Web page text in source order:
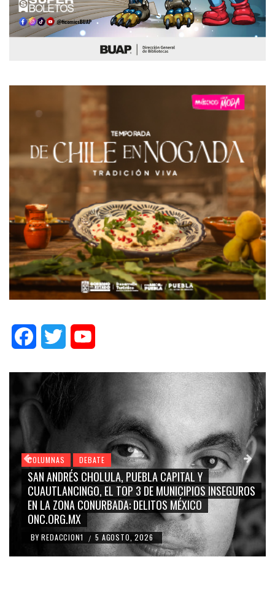
FacebookTwitter
COLUMNAS DEBATE
GRACE PALOMARES, NAY SALVATORI, SERGIO MAYER,
CARMEN SALINAS “LA CORCHOLATA”, CUAUHTÉMOC
BLANCO, SILVIA PINAL: LA TRIVIALIZACIÓN Y
RIDICULIZACIÓN DE LA REPRESENTACIÓN CIUDADANA
BY REDACCION1 / 4 AGOSTO, 2026